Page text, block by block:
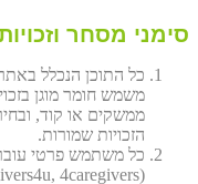
סימני מסחר
משמש חומר מוגן
ממשקים או קוד,
הזכויות שמורות.